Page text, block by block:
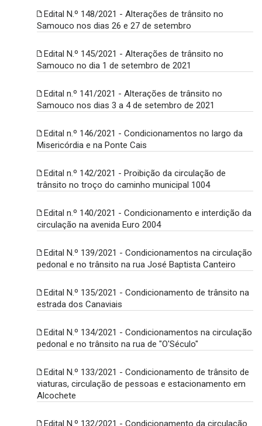
Edital N.º 148/2021 - Alterações de trânsito no
Samouco nos dias 26 e 27 de setembro
Edital N.º 145/2021 - Alterações de trânsito no
Samouco no dia 1 de setembro de 2021
Edital n.º 141/2021 - Alterações de trânsito no
Samouco nos dias 3 a 4 de setembro de 2021
Edital n.º 146/2021 - Condicionamentos no largo da
Misericórdia e na Ponte Cais
Edital n.º 142/2021 - Proibição da circulação de
trânsito no troço do caminho municipal 1004
Edital n.º 140/2021 - Condicionamento e interdição da
circulação na avenida Euro 2004
Edital N.º 139/2021 - Condicionamentos na circulação
pedonal e no trânsito na rua José Baptista Canteiro
Edital N.º 135/2021 - Condicionamento de trânsito na
estrada dos Canaviais
Edital N.º 134/2021 - Condicionamentos na circulação
pedonal e no trânsito na rua de "O'Século"
Edital N.º 133/2021 - Condicionamento de trânsito de
viaturas, circulação de pessoas e estacionamento em
Alcochete
Edital N.º 132/2021 - Condicionamento da circulação